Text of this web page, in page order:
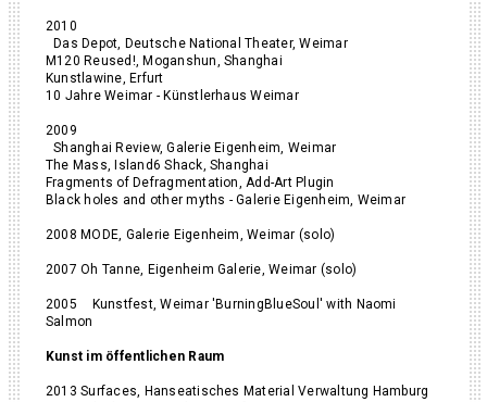
2010
Das Depot, Deutsche National Theater, Weimar
M120 Reused!, Moganshun, Shanghai
Kunstlawine, Erfurt
10 Jahre Weimar - Künstlerhaus Weimar
2009
Shanghai Review, Galerie Eigenheim, Weimar
The Mass, Island6 Shack, Shanghai
Fragments of Defragmentation, Add-Art Plugin
Black holes and other myths - Galerie Eigenheim, Weimar
2008 MODE, Galerie Eigenheim, Weimar (solo)
2007 Oh Tanne, Eigenheim Galerie, Weimar (solo)
2005 Kunstfest, Weimar 'BurningBlueSoul' with Naomi
Salmon
Kunst im öffentlichen Raum
2013 Surfaces, Hanseatisches Material Verwaltung Hamburg